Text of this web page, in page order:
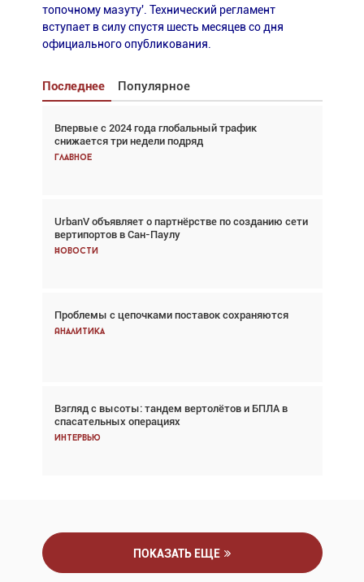
топочному мазуту'. Технический регламент
вступает в силу спустя шесть месяцев со дня
официального опубликования.
Последнее Популярное
Впервые с 2024 года глобальный трафик
снижается три недели подряд
Главное
UrbanV объявляет о партнёрстве по созданию сети
вертипортов в Сан-Паулу
Новости
Проблемы с цепочками поставок сохраняются
Аналитика
Взгляд с высоты: тандем вертолётов и БПЛА в
спасательных операциях
Интервью
Взгляд с высоты: тандем вертолётов и БПЛА в
спасательных операциях
Главное
Авиационный фотограф Дэйв Кох: «Фотография
говорит сама за себя... а ИИ всё портит»
Новости
Впервые с 2024 года глобальный трафик
снижается три недели подряд
Частный самолёт – это актив. Подходите к
покупке соответствующим образом
Интервью
ПОКАЗАТЬ ЕЩЕ